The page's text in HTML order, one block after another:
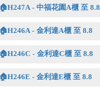
🏠H247A - 中福花園A櫃 至 8.8
🏠H246A - 金利達A櫃 至 8.8
🏠H246C - 金利達C櫃 至 8.8
🏠H246E - 金利達E櫃 至 8.8